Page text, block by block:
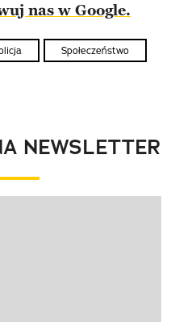
nas w Google.
Społeczeństwo
NEWSLETTER